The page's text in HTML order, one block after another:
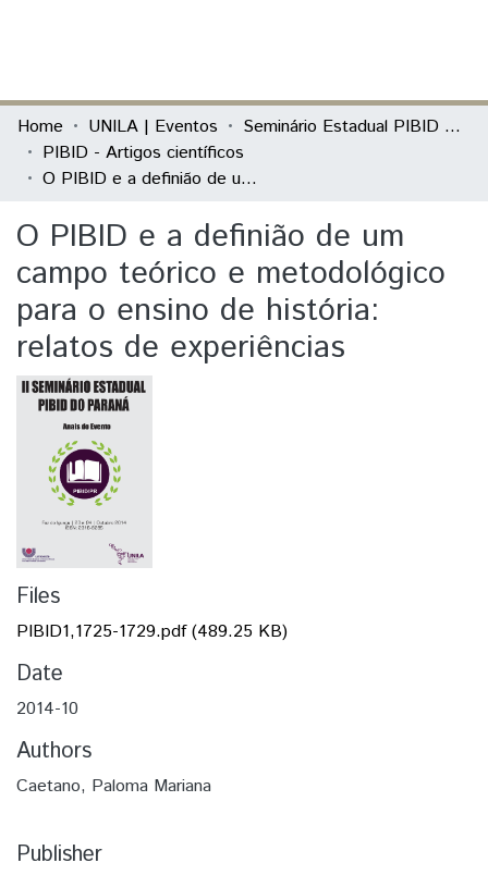
Communities & Collections
All of DSpace
Home UNILA | Eventos
Seminário Estadual PIBID do Paraná: tecendo saberes (PIBID)
PIBID - Artigos científicos
O PIBID e a definião de um campo teórico e metodológico para o ensino de história: relatos de experiências
O PIBID e a definião de um
campo teórico e metodológico
para o ensino de história:
relatos de experiências
Files
PIBID1,1725-1729.pdf(489.25 KB)
Date
2014-10
Authors
Caetano, Paloma Mariana
Publisher